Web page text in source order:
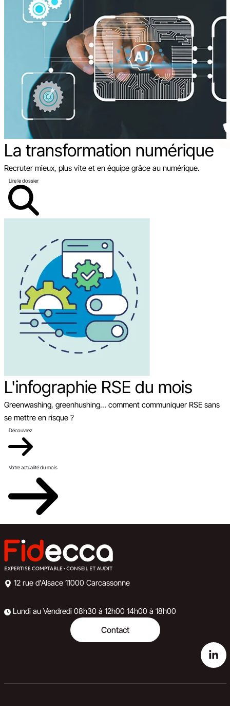
La transformation numérique
Recruter mieux, plus vite et en équipe grâce au numérique.
Lire le dossier
L'infographie RSE du mois
Greenwashing, greenhushing… comment communiquer RSE sans
se mettre en risque ?
Découvrez
Votre actualité du mois
12 rue d'Alsace 11000 Carcassonne
Lundi au Vendredi 08h30 à 12h00 14h00 à 18h00
Contact